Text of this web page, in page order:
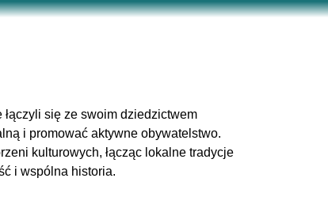
się ze swoim dziedzictwem
i promować aktywne obywatelstwo.
kulturowych, łącząc lokalne tradycje
i wspólna historia.